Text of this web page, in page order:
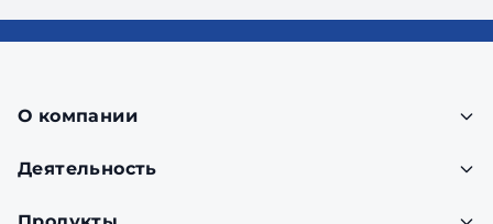
О компании
Деятельность